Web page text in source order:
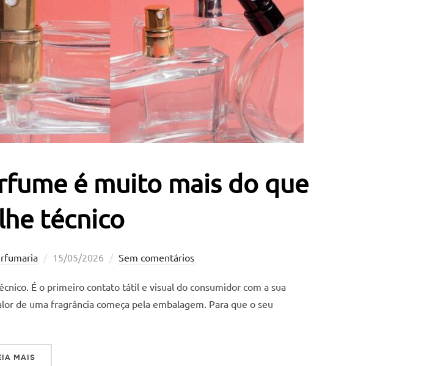
é muito mais do que
técnico
Postado
15/05/2026 Sem comentários
É o primeiro contato tátil e visual do consumidor com a sua
de uma fragrância começa pela embalagem. Para que o seu
MAIS“O FECHAMENTO DE UM PERFUME É MUITO MAIS DO QUE UM DETALHE TÉCNICO”